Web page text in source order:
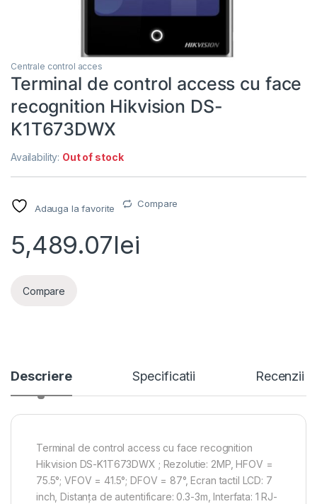
Centrale control acces
Terminal de control access cu face
recognition Hikvision DS-
K1T673DWX
Availability: Out of stock
Adauga la favorite Compare
5,489.07lei
Compare
Descriere Specificatii Recenzii
Terminal de control access cu face recognition
Hikvision DS-K1T673DWX ; Rezolutie: 2MP, HFOV =
75.5°; VFOV = 41.5°; DFOV = 87°, Ecran tactil LCD: 7
inch, Distanța de autentificare: 0.3-3m, Interfata: 1 RJ-